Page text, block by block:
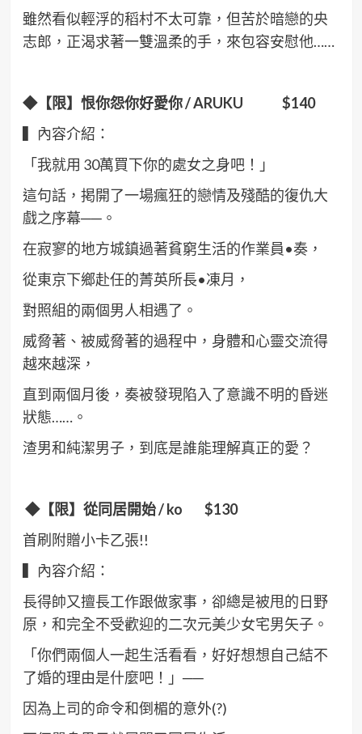
雖然看似輕浮的稻村不太可靠，但苦於暗戀的央
志郎，正渴求著一雙溫柔的手，來包容安慰他……
◆【限】恨你怨你好愛你 / ARUKU $140
▍內容介紹：
「我就用 30萬買下你的處女之身吧！｣
這句話，掲開了一場瘋狂的戀情及殘酷的復仇大
戲之序幕──。
在寂寥的地方城鎮過著貧窮生活的作業員•奏，
從東京下鄉赴任的菁英所長•凍月，
對照組的兩個男人相遇了。
威脅著、被威脅著的過程中，身體和心靈交流得
越來越深，
直到兩個月後，奏被發現陷入了意識不明的昏迷
狀態……。
渣男和純潔男子，到底是誰能理解真正的愛？
◆【限】從同居開始 / ko $130
首刷附贈小卡乙張!!
▍內容介紹：
長得帥又擅長工作跟做家事，卻總是被甩的日野
原，和完全不受歡迎的二次元美少女宅男矢子。
「你們兩個人一起生活看看，好好想想自己結不
了婚的理由是什麼吧！」──
因為上司的命令和倒楣的意外(?)